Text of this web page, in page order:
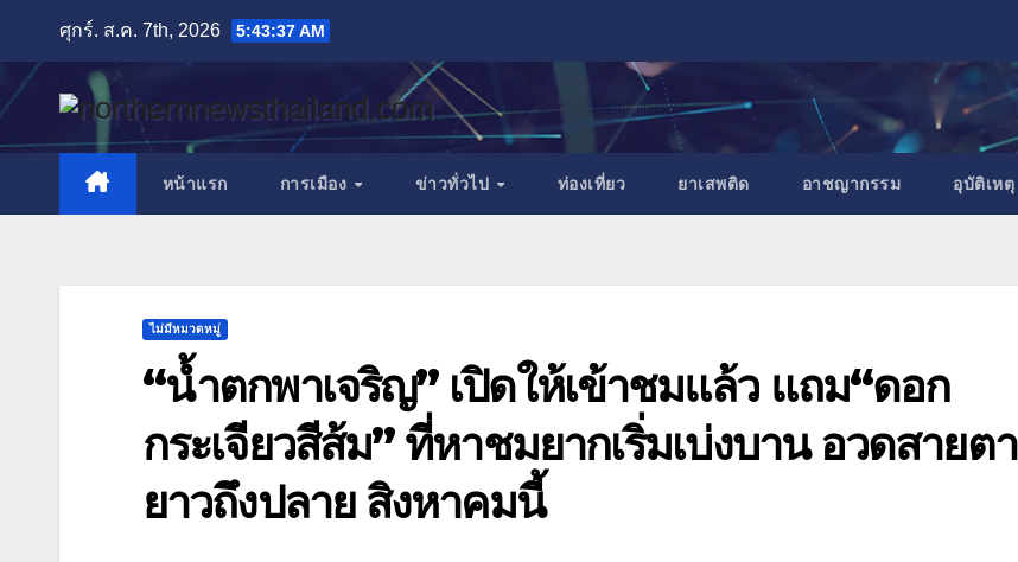
content
ศุกร์. ส.ค. 7th, 2026 5:43:38 AM
หน้าแรก การเมือง ข่าวทั่วไป ท่องเที่ยว ยาเสพติด อาชญากรรม อุบัติเหตุ
ไม่มีหมวดหมู่
“น้ำตกพาเจริญ” เปิดให้เข้าชมแล้ว แถม“ดอก
กระเจียวสีส้ม” ที่หาชมยากเริ่มเบ่งบาน อวดสายตา
ยาวถึงปลาย สิงหาคมนี้